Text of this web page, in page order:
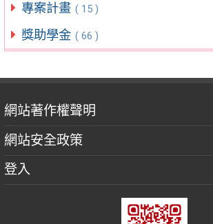
專案計畫 ( 15 )
獎助學金 ( 66 )
網站著作權聲明
網站安全政策
登入